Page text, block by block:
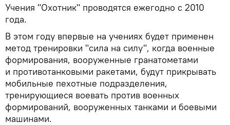
Учения "Охотник" проводятся ежегодно с 2010
года.
В этом году впервые на учениях будет применен
метод тренировки "сила на силу", когда военные
формирования, вооруженные гранатометами
и противотанковыми ракетами, будут прикрывать
мобильные пехотные подразделения,
тренирующиеся воевать против военных
формирований, вооруженных танками и боевыми
машинами.